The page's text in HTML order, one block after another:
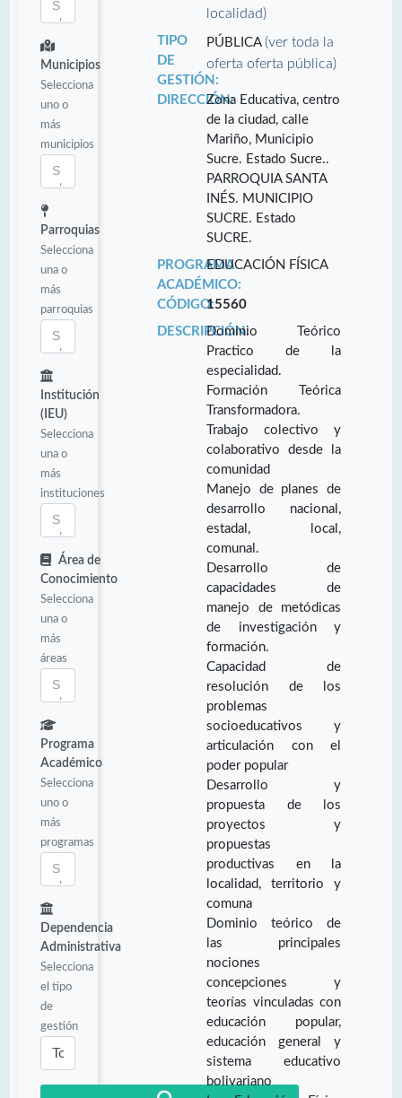
Municipios
Selecciona
uno o
más
municipios
Parroquias
Selecciona
una o
más
parroquias
Institución
(IEU)
Selecciona
una o
más
instituciones
Área de
Conocimiento
Selecciona
una o
más
áreas
Programa
Académico
Selecciona
uno o
más
programas
Dependencia
Administrativa
Selecciona
el tipo
de
gestión
localidad)
TIPO
DE
GESTIÓN:
PÚBLICA(ver toda la
oferta oferta pública)
DIRECCIÓN:Zona Educativa, centro
de la ciudad, calle
Mariño, Municipio
Sucre. Estado Sucre..
PARROQUIA SANTA
INÉS. MUNICIPIO
SUCRE. Estado
SUCRE.
PROGRAMA
ACADÉMICO:
EDUCACIÓN FÍSICA
CÓDIGO:15560
DESCRIPCIÓN:Dominio Teórico
Practico de la
especialidad.
Formación Teórica
Transformadora.
Trabajo colectivo y
colaborativo desde la
comunidad
Manejo de planes de
desarrollo nacional,
estadal, local,
comunal.
Desarrollo de
capacidades de
manejo de metódicas
de investigación y
formación.
Capacidad de
resolución de los
problemas
socioeducativos y
articulación con el
poder popular
Desarrollo y
propuesta de los
proyectos y
propuestas
productivas en la
localidad, territorio y
comuna
Dominio teórico de
las principales
nociones
concepciones y
teorías vinculadas con
educación popular,
educación general y
sistema educativo
bolivariano